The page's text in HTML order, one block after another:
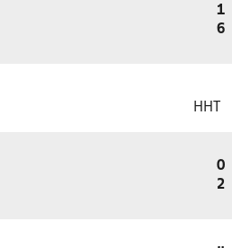
1
6
HHT
0
2